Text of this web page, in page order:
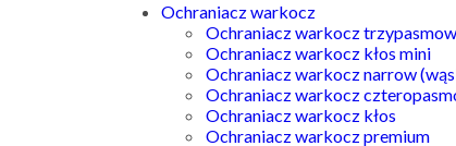
Ochraniacz warkocz
Ochraniacz warkocz
Ochraniacz warkocz kłos mini
Ochraniacz warkocz narrow
Ochraniacz warkocz
Ochraniacz warkocz kłos
Ochraniacz warkocz premium